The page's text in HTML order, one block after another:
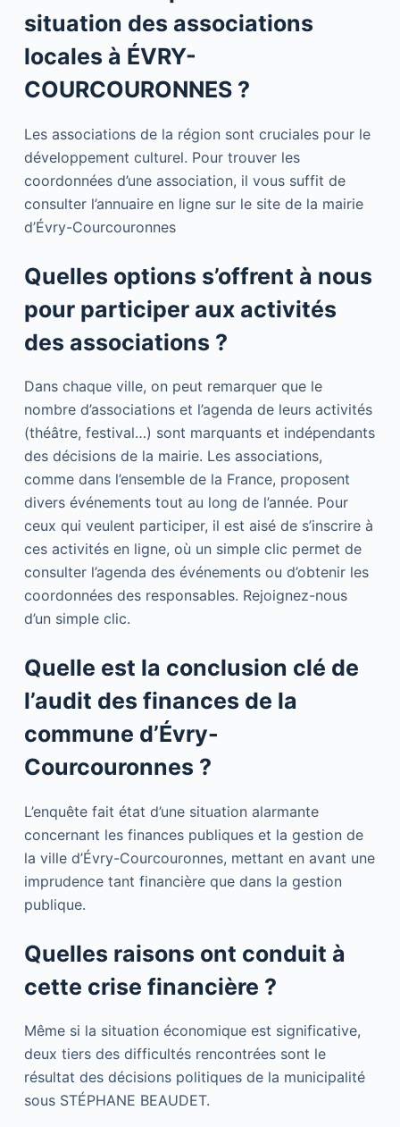
situation des associations
locales à ÉVRY-
COURCOURONNES ?
Les associations de la région sont cruciales pour le
développement culturel. Pour trouver les
coordonnées d’une association, il vous suffit de
consulter l’annuaire en ligne sur le site de la mairie
d’Évry-Courcouronnes
Quelles options s’offrent à nous
pour participer aux activités
des associations ?
Dans chaque ville, on peut remarquer que le
nombre d’associations et l’agenda de leurs activités
(théâtre, festival…) sont marquants et indépendants
des décisions de la mairie. Les associations,
comme dans l’ensemble de la France, proposent
divers événements tout au long de l’année. Pour
ceux qui veulent participer, il est aisé de s’inscrire à
ces activités en ligne, où un simple clic permet de
consulter l’agenda des événements ou d’obtenir les
coordonnées des responsables. Rejoignez-nous
d’un simple clic.
Quelle est la conclusion clé de
l’audit des finances de la
commune d’Évry-
Courcouronnes ?
L’enquête fait état d’une situation alarmante
concernant les finances publiques et la gestion de
la ville d’Évry-Courcouronnes, mettant en avant une
imprudence tant financière que dans la gestion
publique.
Quelles raisons ont conduit à
cette crise financière ?
Même si la situation économique est significative,
deux tiers des difficultés rencontrées sont le
résultat des décisions politiques de la municipalité
sous STÉPHANE BEAUDET.